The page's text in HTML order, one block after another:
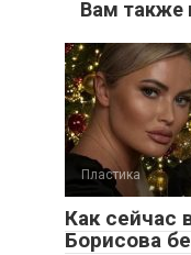
Вам также
Пластика
Как сейчас
Борисова